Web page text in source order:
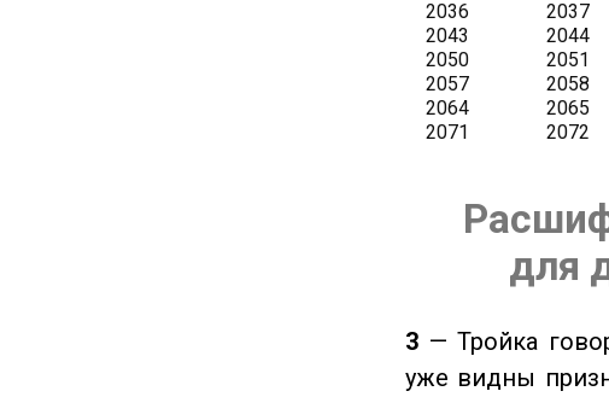
для
3 — Тройка
уже видны